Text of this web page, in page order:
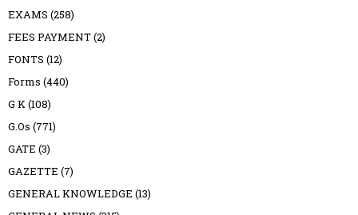
EXAMS (258)
FEES PAYMENT(2)
FONTS (12)
Forms (440)
G K(108)
G.Os (771)
GATE (3)
GAZETTE (7)
GENERAL KNOWLEDGE (13)